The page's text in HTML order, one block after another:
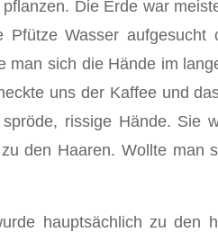
Die Erde war
Wasser aufgesucht
man sich die Hände im
uns der Kaffee und
rissige Hände. Sie
den Haaren. Wollte man
hauptsächlich zu den